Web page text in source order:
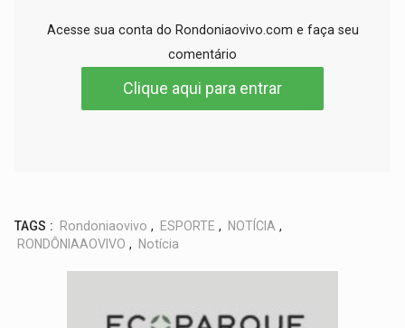
Acesse sua conta do Rondoniaovivo.com e faça seu
comentário
Clique aqui para entrar
TAGS : Rondoniaovivo , ESPORTE , NOTÍCIA ,
RONDÔNIAAOVIVO , Notícia